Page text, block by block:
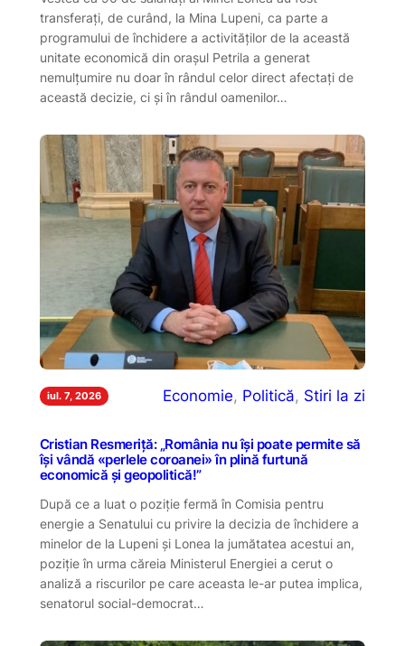
transferați, de curând, la Mina Lupeni, ca parte a
programului de închidere a activităților de la această
unitate economică din orașul Petrila a generat
nemulțumire nu doar în rândul celor direct afectați de
această decizie, ci și în rândul oamenilor…
iul. 7, 2026 Economie, Politică, Stiri la zi
Cristian Resmeriță: „România nu își poate permite să
își vândă «perlele coroanei» în plină furtună
economică și geopolitică!”
După ce a luat o poziție fermă în Comisia pentru
energie a Senatului cu privire la decizia de închidere a
minelor de la Lupeni și Lonea la jumătatea acestui an,
poziție în urma căreia Ministerul Energiei a cerut o
analiză a riscurilor pe care aceasta le-ar putea implica,
senatorul social-democrat…